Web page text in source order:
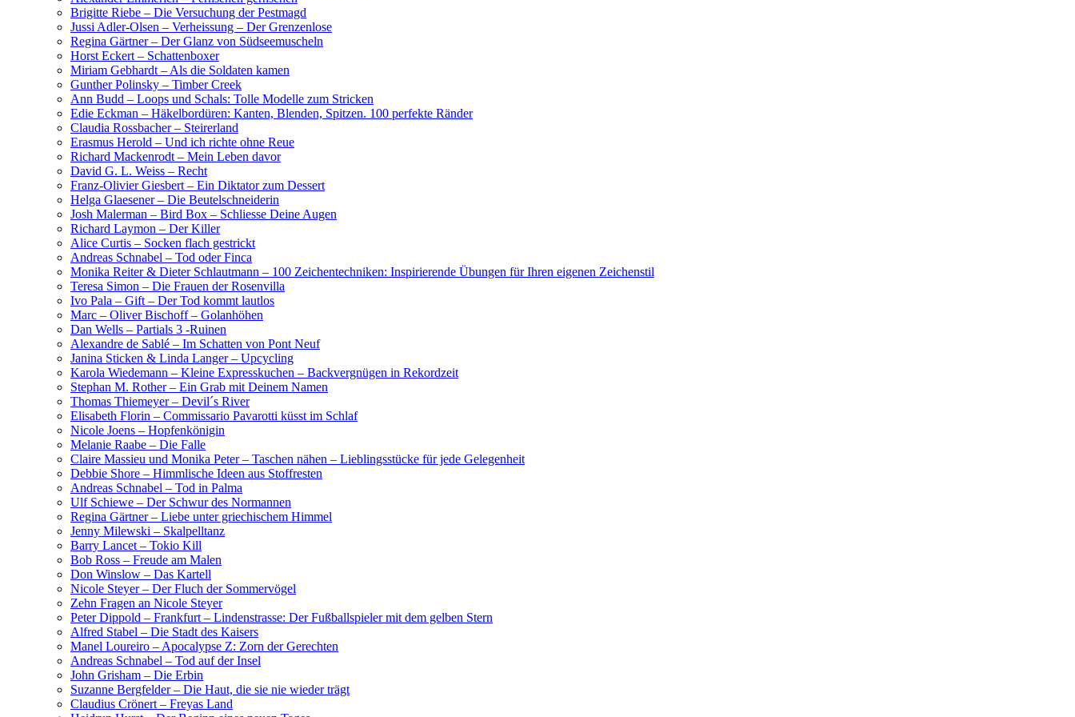
Brigitte Riebe – Die Versuchung der Pestmagd
Jussi Adler-Olsen – Verheissung – Der Grenzenlose
Regina Gärtner – Der Glanz von Südseemuscheln
Horst Eckert – Schattenboxer
Miriam Gebhardt – Als die Soldaten kamen
Gunther Polinsky – Timber Creek
Ann Budd – Loops und Schals: Tolle Modelle zum Stricken
Edie Eckman – Häkelbordüren: Kanten, Blenden, Spitzen. 100 perfekte Ränder
Claudia Rossbacher – Steirerland
Erasmus Herold – Und ich richte ohne Reue
Richard Mackenrodt – Mein Leben davor
David G. L. Weiss – Recht
Franz-Olivier Giesbert – Ein Diktator zum Dessert
Helga Glaesener – Die Beutelschneiderin
Josh Malerman – Bird Box – Schliesse Deine Augen
Richard Laymon – Der Killer
Alice Curtis – Socken flach gestrickt
Andreas Schnabel – Tod oder Finca
Monika Reiter & Dieter Schlautmann – 100 Zeichentechniken: Inspirierende Übungen für Ihren eigenen Zeichenstil
Teresa Simon – Die Frauen der Rosenvilla
Ivo Pala – Gift – Der Tod kommt lautlos
Marc – Oliver Bischoff – Golanhöhen
Dan Wells – Partials 3 -Ruinen
Alexandre de Sablé – Im Schatten von Pont Neuf
Janina Sticken & Linda Langer – Upcycling
Karola Wiedemann – Kleine Expresskuchen – Backvergnügen in Rekordzeit
Stephan M. Rother – Ein Grab mit Deinem Namen
Thomas Thiemeyer – Devil´s River
Elisabeth Florin – Commissario Pavarotti küsst im Schlaf
Nicole Joens – Hopfenkönigin
Melanie Raabe – Die Falle
Claire Massieu und Monika Peter – Taschen nähen – Lieblingsstücke für jede Gelegenheit
Debbie Shore – Himmlische Ideen aus Stoffresten
Andreas Schnabel – Tod in Palma
Ulf Schiewe – Der Schwur des Normannen
Regina Gärtner – Liebe unter griechischem Himmel
Jenny Milewski – Skalpelltanz
Barry Lancet – Tokio Kill
Bob Ross – Freude am Malen
Don Winslow – Das Kartell
Nicole Steyer – Der Fluch der Sommervögel
Zehn Fragen an Nicole Steyer
Peter Dippold – Frankfurt – Lindenstrasse: Der Fußballspieler mit dem gelben Stern
Alfred Stabel – Die Stadt des Kaisers
Manel Loureiro – Apocalypse Z: Zorn der Gerechten
Andreas Schnabel – Tod auf der Insel
John Grisham – Die Erbin
Suzanne Bergfelder – Die Haut, die sie nie wieder trägt
Claudius Crönert – Freyas Land